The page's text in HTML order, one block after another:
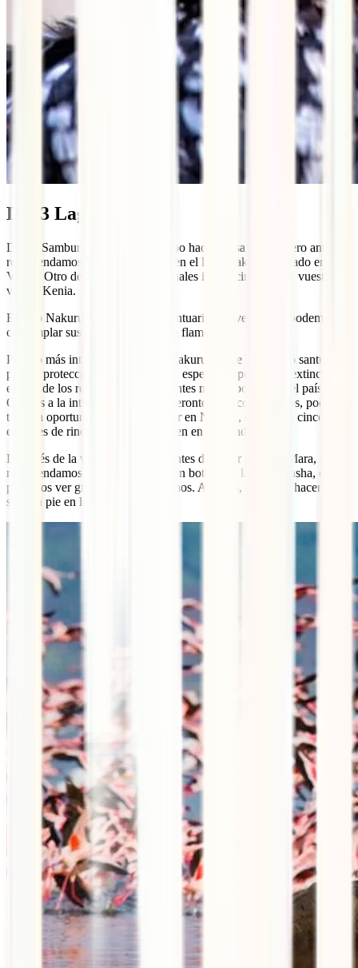
Día 3 Lago Nakuru
Desde Samburu, pondremos rumbo hacia Masai Mara, pero antes os
recomendamos hacer una parada en el lago Nakuru, ubicado en Rift
Valley. Otro de los parques nacionales imprescindibles en vuestro
viaje a Kenia.
El lago Nakuru es un auténtico santuario de aves donde podemos
contemplar sus orillas pobladas de flamencos.
Pero lo más interesante del lago Nakuru es que se declaró santuario
para la protección de rinocerontes, especie en peligro de extinción, y
es uno de los refugios de rinocerontes más importantes del país.
Gracias a la introducción de rinocerontes blancos y negros, podemos
tener la oportunidad de contemplar en Nakuru, dos de las cinco
especies de rinocerontes que existen en el mundo.
Después de la visita a Nakuru y antes de llegar a Masai Mara, os
recomendamos realizar un paseo en bote en el lago Naivasha, donde
podemos ver grupos de hipopótamos. Además, podemos hacer un
safari a pie en la Isla Crescent.